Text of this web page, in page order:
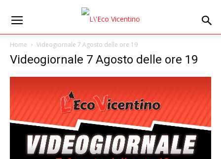
Home Videogiornale 7 Agosto delle ore 19
Videogiornale 7 Agosto delle ore 19